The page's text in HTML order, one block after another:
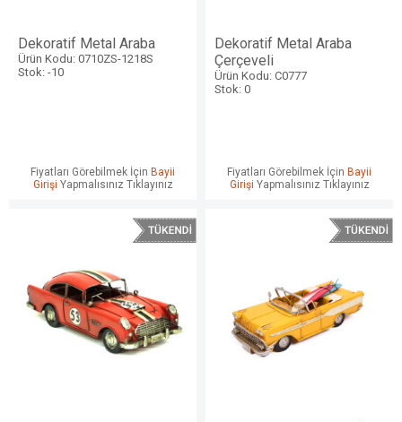
Dekoratif Metal Araba
Ürün Kodu: 0710ZS-1218S
Stok: -10
Fiyatları Görebilmek İçin Bayii
Girişi Yapmalısınız Tıklayınız
Dekoratif Metal Araba
Çerçeveli
Ürün Kodu: C0777
Stok: 0
Fiyatları Görebilmek İçin Bayii
Girişi Yapmalısınız Tıklayınız